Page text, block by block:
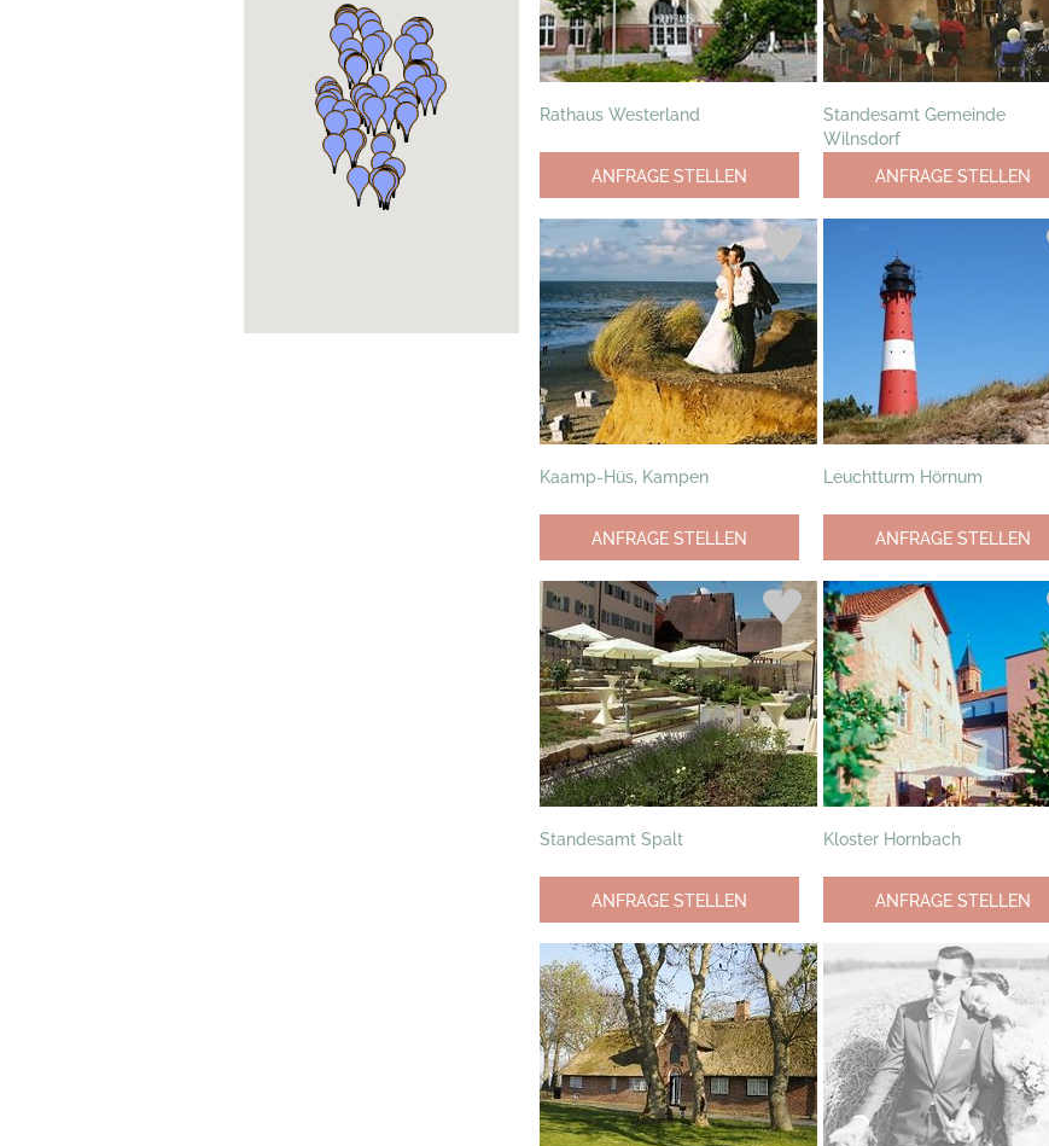
Rathaus Westerland
ANFRAGE STELLEN
Standesamt Gemeinde
Wilnsdorf
ANFRAGE STELLEN
Kaamp-Hüs, Kampen
ANFRAGE STELLEN
Leuchtturm Hörnum
ANFRAGE STELLEN
Standesamt Spalt
ANFRAGE STELLEN
Kloster Hornbach
ANFRAGE STELLEN